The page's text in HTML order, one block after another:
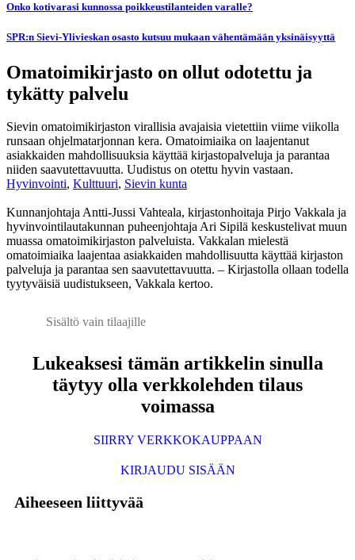
Onko kotivarasi kunnossa poikkeustilanteiden varalle?
SPR:n Sievi-Ylivieskan osasto kutsuu mukaan vähentämään yksinäisyyttä
Omatoimikirjasto on ollut odotettu ja
tykätty palvelu
Sievin omatoimikirjaston virallisia avajaisia vietettiin viime viikolla
runsaan ohjelmatarjonnan kera. Omatoimiaika on laajentanut
asiakkaiden mahdollisuuksia käyttää kirjastopalveluja ja parantaa
niiden saavutettavuutta. Uudistus on otettu hyvin vastaan.
Hyvinvointi, Kulttuuri, Sievin kunta
Kunnanjohtaja Antti-Jussi Vahteala, kirjastonhoitaja Pirjo Vakkala ja
hyvinvointilautakunnan puheenjohtaja Ari Sipilä keskustelivat muun
muassa omatoimikirjaston palveluista. Vakkalan mielestä
omatoimiaika laajentaa asiakkaiden mahdollisuutta käyttää kirjaston
palveluja ja parantaa sen saavutettavuutta. – Kirjastolla ollaan todella
tyytyväisiä uudistukseen, Vakkala kertoo.
Sisältö vain tilaajille
Lukeaksesi tämän artikkelin sinulla
täytyy olla verkkolehden tilaus
voimassa
SIIRRY VERKKOKAUPPAAN
KIRJAUDU SISÄÄN
Aiheeseen liittyvää